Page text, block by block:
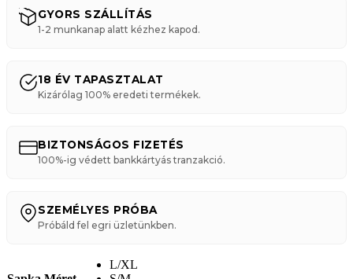
GYORS SZÁLLÍTÁS
1-2 munkanap alatt kézhez kapod.
18 ÉV TAPASZTALAT
Kizárólag 100% eredeti termékek.
BIZTONSÁGOS FIZETÉS
100%-ig védett bankkártyás tranzakció.
SZEMÉLYES PRÓBA
Próbáld fel egri üzletünkben.
L/XL